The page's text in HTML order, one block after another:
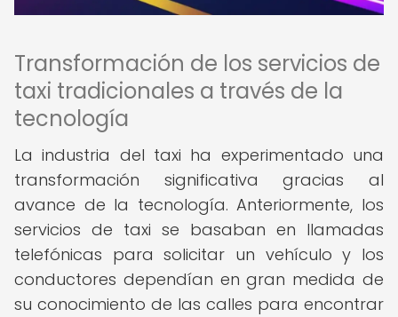
Transformación de los servicios de
taxi tradicionales a través de la
tecnología
La industria del taxi ha experimentado una
transformación significativa gracias al
avance de la tecnología. Anteriormente, los
servicios de taxi se basaban en llamadas
telefónicas para solicitar un vehículo y los
conductores dependían en gran medida de
su conocimiento de las calles para encontrar